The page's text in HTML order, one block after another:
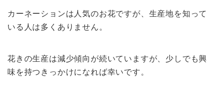
カーネーションは人気のお花ですが、生産地を知って
いる人は多くありません。
花きの生産は減少傾向が続いていますが、少しでも興
味を持つきっかけになれば幸いです。